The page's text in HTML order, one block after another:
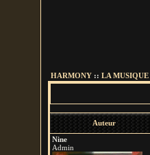
HARMONY :: LA
Auteur
Nine
Admin